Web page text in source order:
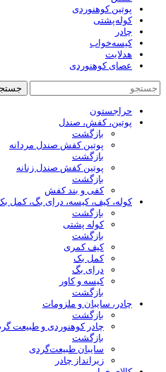
پوتین کوهنوردی
کوله‌پشتی
چادر
کیسه‌خواب
هدلایت
عصای کوهنوردی
حراجستون
پوتین، کفش، صندل
بازگشت
پوتین کفش صندل مردانه
بازگشت
پوتین کفش صندل زنانه
بازگشت
کفی و بند کفش
کوله، کیف، کیسه، درای بگ، کمل
بازگشت
کوله پشتی
بازگشت
کیف کمری
کمل بک
درای بگ
کیسه و کاور
بازگشت
چادر، سایبان و ملزومات
بازگشت
چادر کوهنوردی و طبیعت
بازگشت
سایبان طبیعت‌گردی
زیرانداز چادر